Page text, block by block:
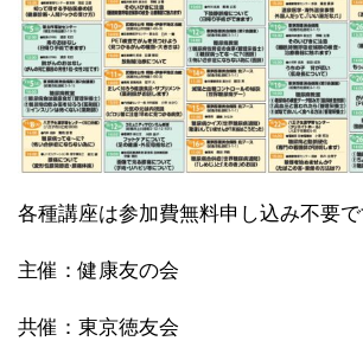
各種講座は参加費無料申し込み不要
主催：健康友の会
共催：東京徳友会